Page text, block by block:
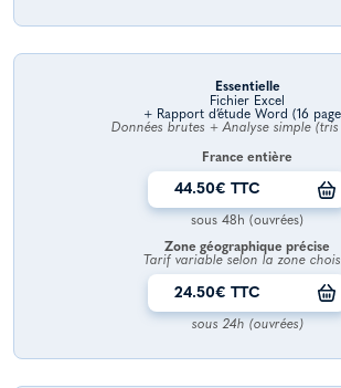
Essentielle
Fichier Excel
+ Rapport d’étude Word (16
Données brutes + Analyse simple
France entière
44.50€ TTC
sous 48h (ouvrées)
Zone géographique précise
Tarif variable selon la zone
24.50€ TTC
sous 24h (ouvrées)